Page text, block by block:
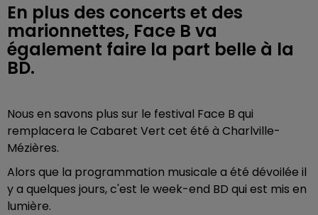
En plus des concerts et des
marionnettes, Face B va
également faire la part belle à la
BD.
Nous en savons plus sur le festival Face B qui
remplacera le Cabaret Vert cet été à Charlville-
Mézières.
Alors que la programmation musicale a été dévoilée il
y a quelques jours, c'est le week-end BD qui est mis en
lumière.